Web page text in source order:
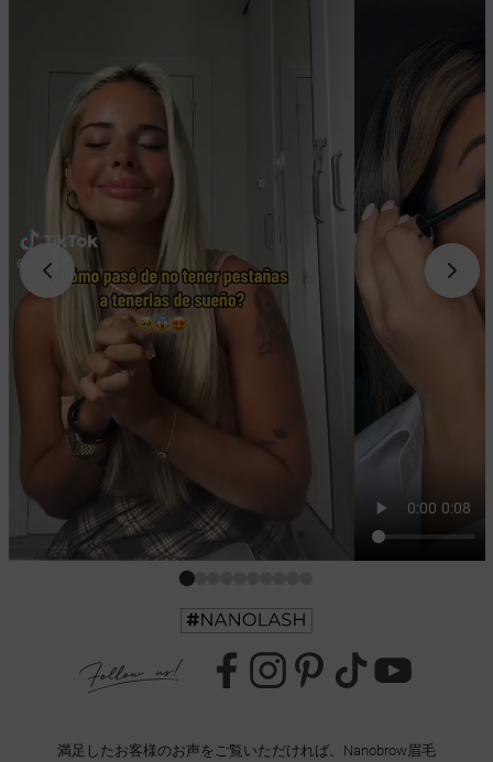
満足したお客様のお声をご覧いただければ、Nanobrow眉毛